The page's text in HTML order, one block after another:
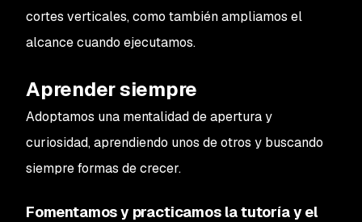
cortes verticales, como también ampliamos el
alcance cuando ejecutamos.
Aprender siempre
Adoptamos una mentalidad de apertura y
curiosidad, aprendiendo unos de otros y buscando
siempre formas de crecer.
Fomentamos y practicamos la tutoría y el